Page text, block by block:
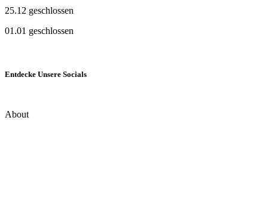
25.12 geschlossen
01.01 geschlossen
Entdecke Unsere Socials
About